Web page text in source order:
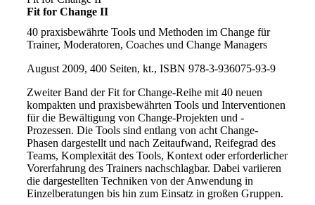
Fit for Change II
40 praxisbewährte Tools und Methoden im Change für
Trainer, Moderatoren, Coaches und Change Managers
August 2009, 400 Seiten, kt., ISBN 978-3-936075-93-9
Zweiter Band der Fit for Change-Reihe mit 40 neuen
kompakten und praxisbewährten Tools und Interventionen
für die Bewältigung von Change-Projekten und -
Prozessen. Die Tools sind entlang von acht Change-
Phasen dargestellt und nach Zeitaufwand, Reifegrad des
Teams, Komplexität des Tools, Kontext oder erforderlicher
Vorerfahrung des Trainers nachschlagbar. Dabei variieren
die dargestellten Techniken von der Anwendung in
Einzelberatungen bis hin zum Einsatz in großen Gruppen.